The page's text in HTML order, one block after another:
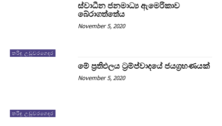
තරිඳු උඩුවරගෙදර
ස්වාධීන ජනමාධ්‍ය ඇමෙරිකාව
බේරාගත්තේය
November 5, 2020
තරිඳු උඩුවරගෙදර
මේ ප්‍රතිඵලය ට්‍රම්ප්වාදයේ ජයග්‍රහණයක්
November 5, 2020